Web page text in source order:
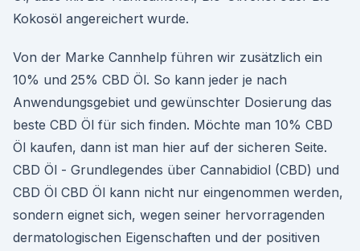
Kokosöl angereichert wurde.
Von der Marke Cannhelp führen wir zusätzlich ein
10% und 25% CBD Öl. So kann jeder je nach
Anwendungsgebiet und gewünschter Dosierung das
beste CBD Öl für sich finden. Möchte man 10% CBD
Öl kaufen, dann ist man hier auf der sicheren Seite.
CBD Öl - Grundlegendes über Cannabidiol (CBD) und
CBD Öl CBD Öl kann nicht nur eingenommen werden,
sondern eignet sich, wegen seiner hervorragenden
dermatologischen Eigenschaften und der positiven